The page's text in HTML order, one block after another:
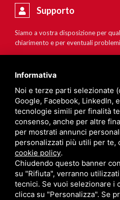
Supporto
Siamo a vostra disposizione per
chiarimento e per eventuali
Informativa
Noi e terze parti selezionate
Google, Facebook, LinkedIn,
tecnologie simili per finalità
consenso, anche per altre
per mostrati annunci
personalizzati più utili per te,
cookie policy.
Chiudendo questo banner
su "Rifiuta", verranno
tecnici. Se vuoi selezionare i
clicca su "Personalizza". Se